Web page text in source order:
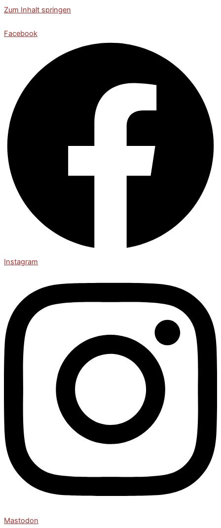
Zum Inhalt springen
Facebook
Instagram
Mastodon